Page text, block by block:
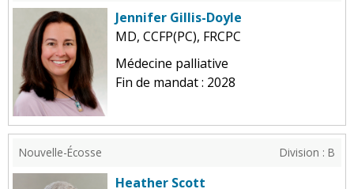
Jennifer Gillis-Doyle
MD, CCFP(PC), FRCPC
Médecine palliative
Fin de mandat : 2028
Nouvelle-Écosse Division : B
Heather Scott